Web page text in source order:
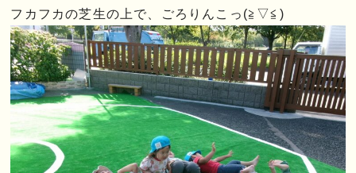
フカフカの芝生の上で、ごろりんこっ(≧▽≦)